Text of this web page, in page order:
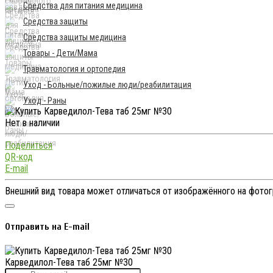
Средства для питания медицина
Средства защиты
Средства защиты медицина
Товары - Дети/Мама
Травматология и ортопедия
Уход - Больные/пожилые люди/реабилитация
Уход - Раны
Нет в наличии
Поделиться
QR-код
E-mail
Внешний вид товара может отличаться от изображённого на
Отправить на E-mail
Карведилол-Тева таб 25мг №30